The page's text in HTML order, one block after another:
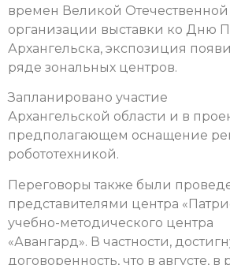
времен Великой
организации выставки ко Дню
Архангельска, экспозиция
ряде зональных центров.
Запланировано участие
Архангельской области и в
предполагающем оснащение
робототехникой.
Переговоры также были
представителями центра
учебно-методического центра
«Авангард». В частности,
договоренность, что в августе, в